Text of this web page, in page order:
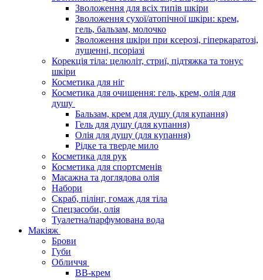
Зволоження для всіх типів шкіри
Зволоження сухої/атопічної шкіри: крем,
гель, бальзам, молочко
Зволоження шкіри при ксерозі, гіперкаратозі,
лущенні, псоріазі
Корекція тіла: целюліт, стриї, підтяжка та тонус
шкіри
Косметика для ніг
Косметика для очищення: гель, крем, олія для
душу
Бальзам, крем для душу (для купання)
Гель для душу (для купання)
Олія для душу (для купання)
Рідке та тверде мило
Косметика для рук
Косметика для спортсменів
Масажна та доглядова олія
Набори
Скраб, пілінг, гомаж для тіла
Спецзасоби, олія
Туалетна/парфумована вода
Макіяж
Брови
Губи
Обличчя
BB-крем